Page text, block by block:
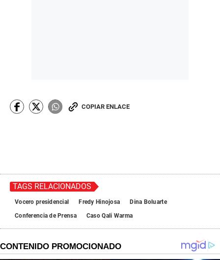
COPIAR ENLACE
TAGS RELACIONADOS
Vocero presidencial Fredy Hinojosa
Dina Boluarte
Conferencia de Prensa
Caso Qali Warma